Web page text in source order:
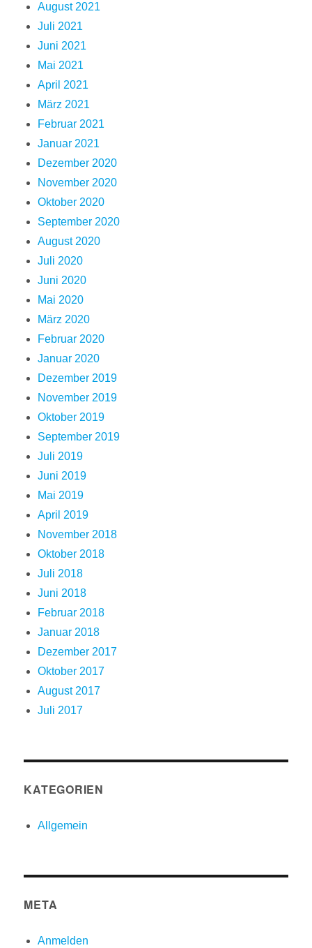
August 2021
Juli 2021
Juni 2021
Mai 2021
April 2021
März 2021
Februar 2021
Januar 2021
Dezember 2020
November 2020
Oktober 2020
September 2020
August 2020
Juli 2020
Juni 2020
Mai 2020
März 2020
Februar 2020
Januar 2020
Dezember 2019
November 2019
Oktober 2019
September 2019
Juli 2019
Juni 2019
Mai 2019
April 2019
November 2018
Oktober 2018
Juli 2018
Juni 2018
Februar 2018
Januar 2018
Dezember 2017
Oktober 2017
August 2017
Juli 2017
KATEGORIEN
Allgemein
META
Anmelden